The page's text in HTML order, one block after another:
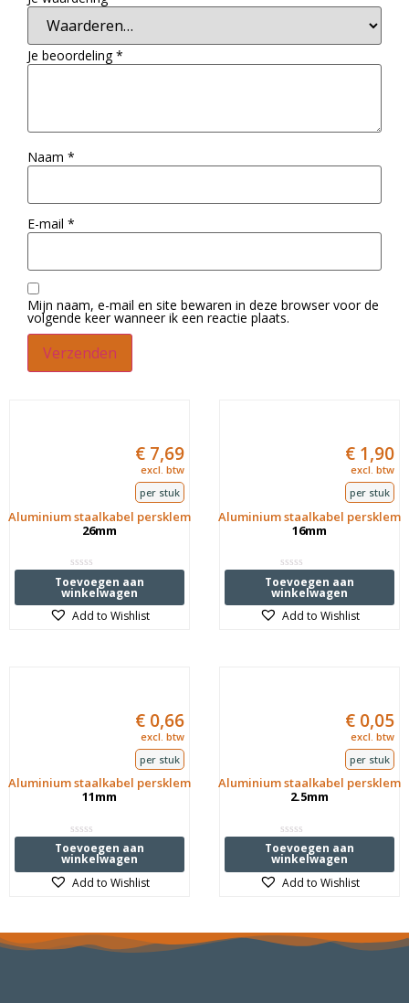
Je beoordeling*
Naam *
E-mail *
Mijn naam, e-mail en site bewaren in deze browser voor de
volgende keer wanneer ik een reactie plaats.
Aluminium staalkabel persklem
26mm
Waardering
0
uit
5
€ 7,69
excl. btw
per stuk
Toevoegen aan
winkelwagen
Add to Wishlist
Aluminium staalkabel persklem
16mm
Waardering
0
uit
5
€ 1,90
excl. btw
per stuk
Toevoegen aan
winkelwagen
Add to Wishlist
Aluminium staalkabel persklem
11mm
Waardering
0
uit
5
€ 0,66
excl. btw
per stuk
Toevoegen aan
winkelwagen
Add to Wishlist
Aluminium staalkabel persklem
2.5mm
Waardering
0
uit
5
€ 0,05
excl. btw
per stuk
Toevoegen aan
winkelwagen
Add to Wishlist